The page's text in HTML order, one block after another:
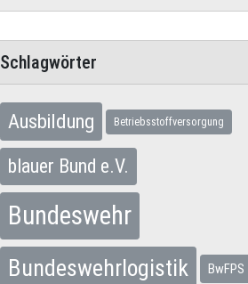
Schlagwörter
Ausbildung Betriebsstoffversorgung
blauer Bund e.V.
Bundeswehr
Bundeswehrlogistik BwFPS